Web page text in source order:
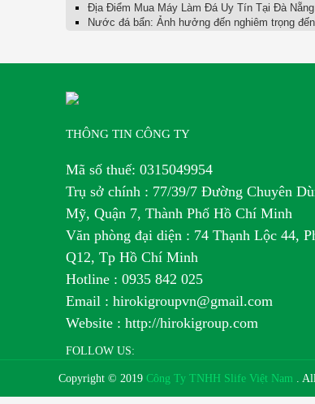
Địa Điểm Mua Máy Làm Đá Uy Tín Tại Đà Nẵng
Nước đá bẩn: Ảnh hưởng đến nghiêm trọng
THÔNG TIN CÔNG TY
Mã số thuế: 0315049954
Trụ sở chính : 77/39/7 Đường Chuyên
Mỹ, Quận 7, Thành Phố Hồ Chí Minh
Văn phòng đại diện : 74 Thạnh Lộc 44,
Q12, Tp Hồ Chí Minh
Hotline : 0935 842 025
Email : hirokigroupvn@gmail.com
Website : http://hirokigroup.com
FOLLOW US:
Copyright © 2019 Công Ty TNHH Slife Việt Nam .